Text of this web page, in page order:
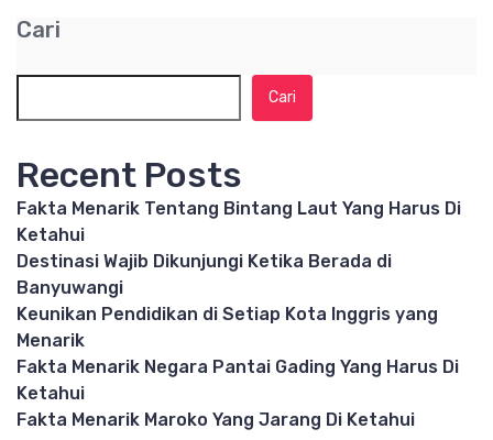
Cari
Cari
Recent Posts
Fakta Menarik Tentang Bintang Laut Yang Harus Di
Ketahui
Destinasi Wajib Dikunjungi Ketika Berada di
Banyuwangi
Keunikan Pendidikan di Setiap Kota Inggris yang
Menarik
Fakta Menarik Negara Pantai Gading Yang Harus Di
Ketahui
Fakta Menarik Maroko Yang Jarang Di Ketahui